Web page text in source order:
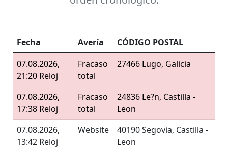
Fecha Avería
CÓDIGO POSTAL
07.08.2026,
21:20 Reloj
Fracaso
total
27466 Lugo, Galicia
07.08.2026,
17:38 Reloj
Fracaso
total
24836 Le?n, Castilla -
Leon
07.08.2026,
13:42 Reloj
Website
40190 Segovia, Castilla -
Leon